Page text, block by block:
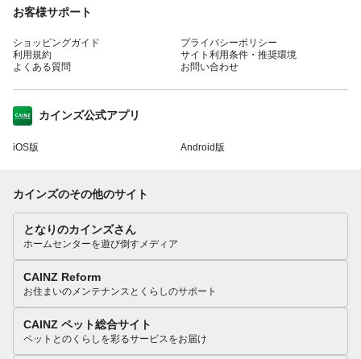
お客様サポート
ショッピングガイド
利用規約
よくある質問
プライバシーポリシー
サイト利用条件・推奨環境
お問い合わせ
カインズ公式アプリ
iOS版 Android版
カインズのその他のサイト
となりのカインズさん
ホームセンターを遊び倒すメディア
CAINZ Reform
お住まいのメンテナンスとくらしのサポート
CAINZ ペット総合サイト
ペットとのくらしを彩るサービスをお届け